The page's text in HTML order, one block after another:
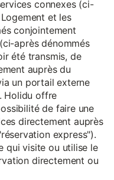
connexes (ci-
et les
conjointement
après dénommés
été transmis, de
auprès du
un portail externe
Holidu offre
de faire une
directement auprès
express").
qui visite ou utilise le
directement ou